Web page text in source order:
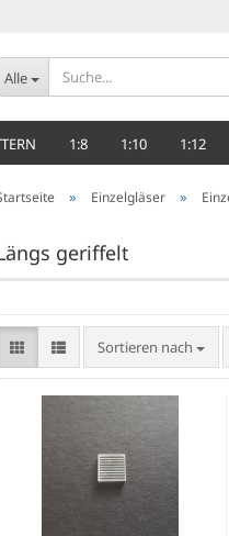
Alle
1:8 1:10 1:12
» Einzelgläser »
geriffelt
Sortieren nach
Sortieren nach